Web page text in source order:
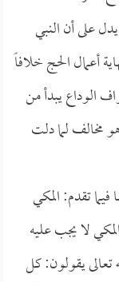
على أن النبي
أعمال الحج خلافاً
الوداع يبدأ من
مخالف لما دلت
تقدم: المكي
لا يجب عليه
يقولون: كل